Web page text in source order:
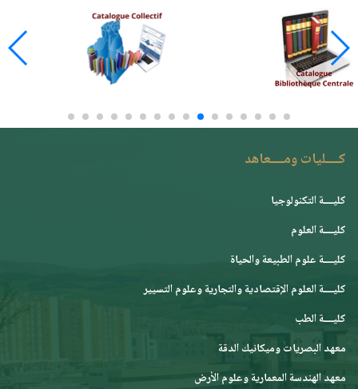
كــــليات ومــــعاهد
كليــــة التكنولوجيا
كليــــة العلوم
كليــــة علوم الطبيعة والحياة
كليــــة العلوم الإقتصادية والتجارية وعلوم التسيير
كليــــة الطب
معهد البصريات وميكانيك الدقة
معهد الهندسة المعمارية وعلوم الأرض